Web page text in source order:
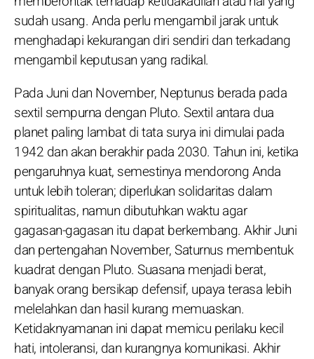
sudah usang. Anda perlu mengambil jarak untuk
menghadapi kekurangan diri sendiri dan terkadang
mengambil keputusan yang radikal.
Pada Juni dan November, Neptunus berada pada
sextil sempurna dengan Pluto. Sextil antara dua
planet paling lambat di tata surya ini dimulai pada
1942 dan akan berakhir pada 2030. Tahun ini, ketika
pengaruhnya kuat, semestinya mendorong Anda
untuk lebih toleran; diperlukan solidaritas dalam
spiritualitas, namun dibutuhkan waktu agar
gagasan-gagasan itu dapat berkembang. Akhir Juni
dan pertengahan November, Saturnus membentuk
kuadrat dengan Pluto. Suasana menjadi berat,
banyak orang bersikap defensif, upaya terasa lebih
melelahkan dan hasil kurang memuaskan.
Ketidaknyamanan ini dapat memicu perilaku kecil
hati, intoleransi, dan kurangnya komunikasi. Akhir